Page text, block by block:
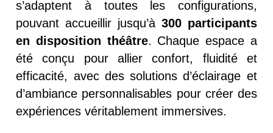
s’adaptent à toutes les configurations,
pouvant accueillir jusqu’à 300 participants
en disposition théâtre. Chaque espace a
été conçu pour allier confort, fluidité et
efficacité, avec des solutions d’éclairage et
d’ambiance personnalisables pour créer des
expériences véritablement immersives.